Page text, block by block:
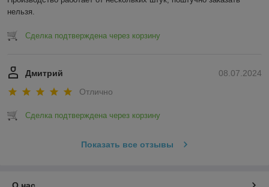
нельзя.
Сделка подтверждена через корзину
08.07.2024
Дмитрий
Отлично
Сделка подтверждена через корзину
Показать все отзывы